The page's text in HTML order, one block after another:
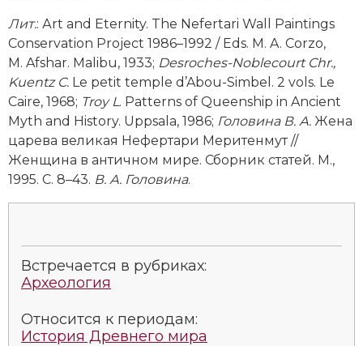
Северная Америка
Социально-экономическая история
Специальные исторические дисциплины
СССР
Южная Америка
Лит.: Аrt and Eternity. The Nefertari Wall Paintings
Conservation Project 1986–1992 / Eds. M. A. Corzo,
М. Afshar. Маlibu, 1933; Desroches-­Noblecourt Chr.,
Kuentz C. Le petit temple d’Abou-­Simbel. 2 vols. Le
Caire, 1968; Тroy L . Patterns of Queenship in Ancient
Myth and History. Uppsala, 1986; Головина В. А. Жена
царева великая Нефертари Меритенмут //
Женщина в античном мире. Сборник статей. М.,
1995. С. 8–43. В. А. Головина.
Встречается в рубриках:
Археология
Относится к периодам:
История Древнего мира